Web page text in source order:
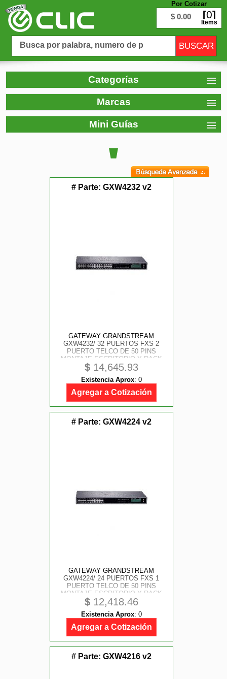
Por Cotizar
$ 0.00 0
Items
Categorías
Marcas
Mini Guías
# Parte: GXW4232 v2
GATEWAY GRANDSTREAM
GXW4232/ 32 PUERTOS FXS 2
PUERTO TELCO DE 50 PINS
MONTAJE ESCRITORIO Y RACK
$ 14,645.93
Existencia Aprox: 0
Agregar a Cotización
# Parte: GXW4224 v2
GATEWAY GRANDSTREAM
GXW4224/ 24 PUERTOS FXS 1
PUERTO TELCO DE 50 PINS
MONTAJE ESCRITORIO Y RACK
$ 12,418.46
Existencia Aprox: 0
Agregar a Cotización
# Parte: GXW4216 v2